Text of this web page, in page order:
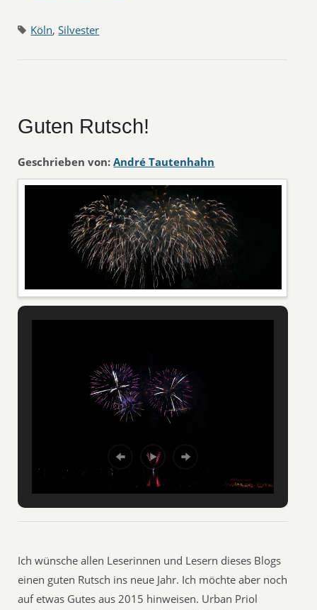
Köln,Silvester
Guten Rutsch!
Geschrieben von: André Tautenhahn
Ich wünsche allen Leserinnen und Lesern dieses Blogs
einen guten Rutsch ins neue Jahr. Ich möchte aber noch
auf etwas Gutes aus 2015 hinweisen. Urban Priol